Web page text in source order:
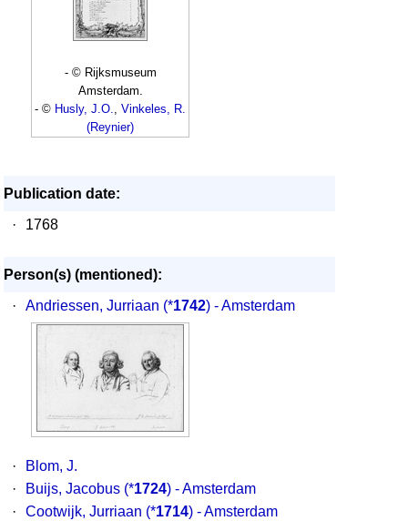
- © Rijksmuseum
Amsterdam.
- © Husly, J.O., Vinkeles, R.
(Reynier)
Publication date:
·
1768
Person(s) (mentioned):
·
Andriessen, Jurriaan (*1742) - Amsterdam
·
Blom, J.
·
Buijs, Jacobus (*1724) - Amsterdam
·
Cootwijk, Jurriaan (*1714) - Amsterdam